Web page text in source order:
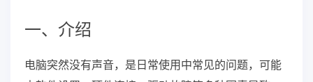
一、介绍
电脑突然没有声音，是日常使用中常见的问题，可能